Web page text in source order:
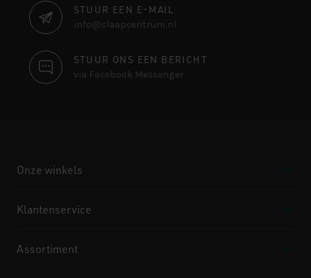
STUUR EEN E-MAIL
info@slaapcentrum.nl
STUUR ONS EEN BERICHT
via Facebook Messenger
Onze winkels
Klantenservice
Assortiment